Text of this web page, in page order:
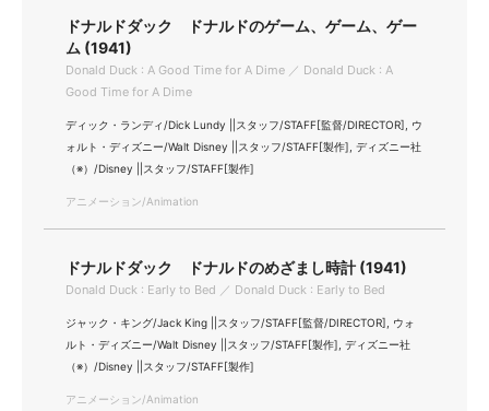
ドナルドダック ドナルドのゲーム、ゲーム、ゲー
ム (1941)
Donald Duck : A Good Time for A Dime ／ Donald Duck : A
Good Time for A Dime
ディック・ランディ/Dick Lundy ||スタッフ/STAFF[監督/DIRECTOR], ウ
ォルト・ディズニー/Walt Disney ||スタッフ/STAFF[製作], ディズニー社
（※）/Disney ||スタッフ/STAFF[製作]
アニメーション/Animation
ドナルドダック ドナルドのめざまし時計 (1941)
Donald Duck : Early to Bed ／ Donald Duck : Early to Bed
ジャック・キング/Jack King ||スタッフ/STAFF[監督/DIRECTOR], ウォ
ルト・ディズニー/Walt Disney ||スタッフ/STAFF[製作], ディズニー社
（※）/Disney ||スタッフ/STAFF[製作]
アニメーション/Animation